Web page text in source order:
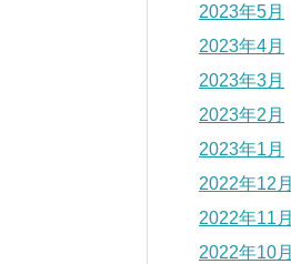
2023年5月
2023年4月
2023年3月
2023年2月
2023年1月
2022年12月
2022年11月
2022年10月